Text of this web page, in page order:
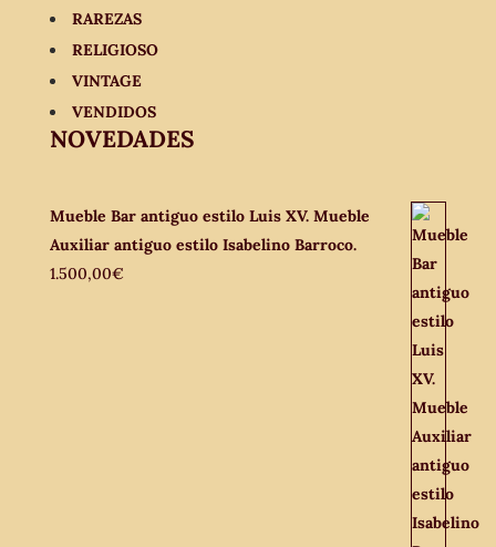
RAREZAS
RELIGIOSO
VINTAGE
VENDIDOS
NOVEDADES
Mueble Bar antiguo estilo Luis XV. Mueble
Auxiliar antiguo estilo Isabelino Barroco.
1.500,00€